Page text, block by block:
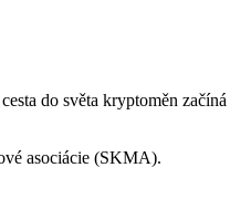
do světa kryptoměn začíná
asociácie (SKMA).